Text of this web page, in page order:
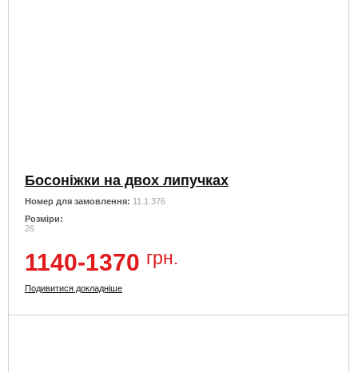
Босоніжки на двох липучках
Номер для замовлення: 11.1.376
Розміри:
26
1140-1370 грн.
Подивитися докладніше